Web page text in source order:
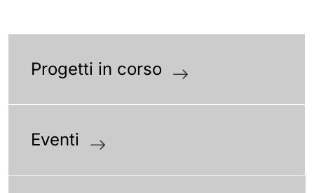
Progetti in corso
Eventi